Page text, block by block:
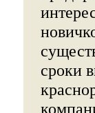
сроки